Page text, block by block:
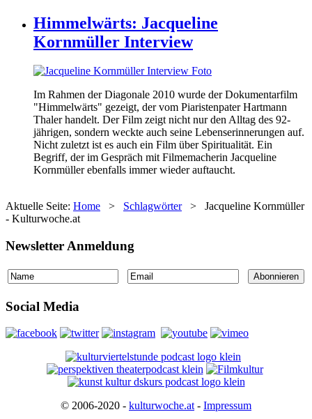
Himmelwärts: Jacqueline
Kornmüller Interview
Im Rahmen der Diagonale 2010 wurde der Dokumentarfilm
"Himmelwärts" gezeigt, der vom Piaristenpater Hartmann
Thaler handelt. Der Film zeigt nicht nur den Alltag des 92-
jährigen, sondern weckte auch seine Lebenserinnerungen auf.
Nicht zuletzt ist es auch ein Film über Spiritualität. Ein
Begriff, der im Gespräch mit Filmemacherin Jacqueline
Kornmüller ebenfalls immer wieder auftaucht.
Aktuelle Seite: Home > Schlagwörter > Jacqueline Kornmüller
- Kulturwoche.at
Newsletter Anmeldung
Social Media
© 2006-2020 - kulturwoche.at - Impressum